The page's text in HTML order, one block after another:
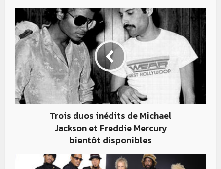
Trois duos inédits de Michael
Jackson et Freddie Mercury
bientôt disponibles